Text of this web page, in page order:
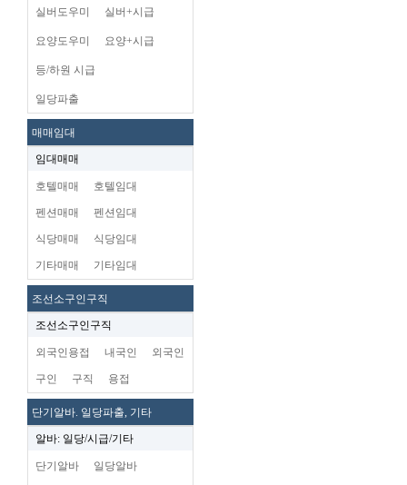
실버도우미 실버+시급
요양도우미 요양+시급
등/하원 시급
일당파출
매매임대
임대매매
호텔매매 호텔임대
펜션매매 펜션임대
식당매매 식당임대
기타매매 기타임대
조선소구인구직
조선소구인구직
외국인용접 내국인 외국인
구인 구직 용접
단기알바. 일당파출, 기타
알바: 일당/시급/기타
단기알바 일당알바